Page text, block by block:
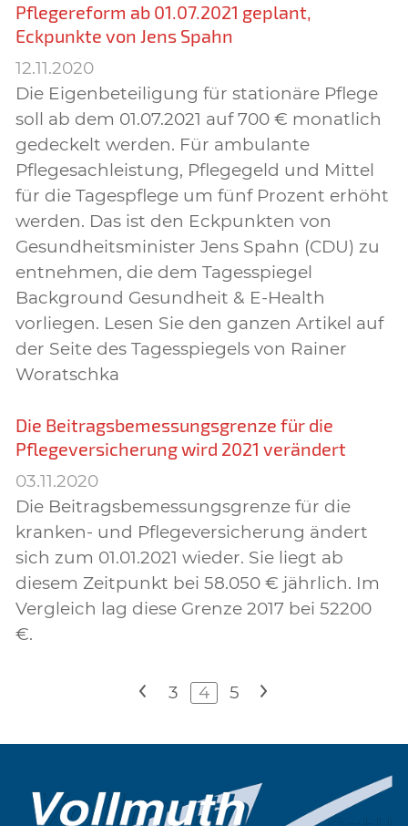
Pflegereform ab 01.07.2021 geplant,
Eckpunkte von Jens Spahn
12.11.2020
Die Eigenbeteiligung für stationäre Pflege
soll ab dem 01.07.2021 auf 700 € monatlich
gedeckelt werden. Für ambulante
Pflegesachleistung, Pflegegeld und Mittel
für die Tagespflege um fünf Prozent erhöht
werden. Das ist den Eckpunkten von
Gesundheitsminister Jens Spahn (CDU) zu
entnehmen, die dem Tagesspiegel
Background Gesundheit & E-Health
vorliegen. Lesen Sie den ganzen Artikel auf
der Seite des Tagesspiegels von Rainer
Woratschka
Die Beitragsbemessungsgrenze für die
Pflegeversicherung wird 2021 verändert
03.11.2020
Die Beitragsbemessungsgrenze für die
kranken- und Pflegeversicherung ändert
sich zum 01.01.2021 wieder. Sie liegt ab
diesem Zeitpunkt bei 58.050 € jährlich. Im
Vergleich lag diese Grenze 2017 bei 52200
€.
< 3 4 5 >